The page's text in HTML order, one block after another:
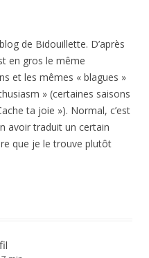
de Bidouillette. D’après
en gros le même
et les mêmes « blagues »
» (certaines saisons
ta joie »). Normal, c’est
avoir traduit un certain
que je le trouve plutôt